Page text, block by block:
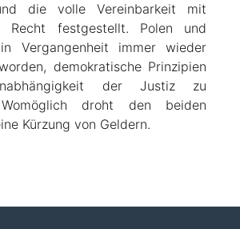
die volle Vereinbarkeit mit
Recht festgestellt. Polen und
Vergangenheit immer wieder
demokratische Prinzipien
der Justiz zu
Womöglich droht den beiden
Kürzung von Geldern.